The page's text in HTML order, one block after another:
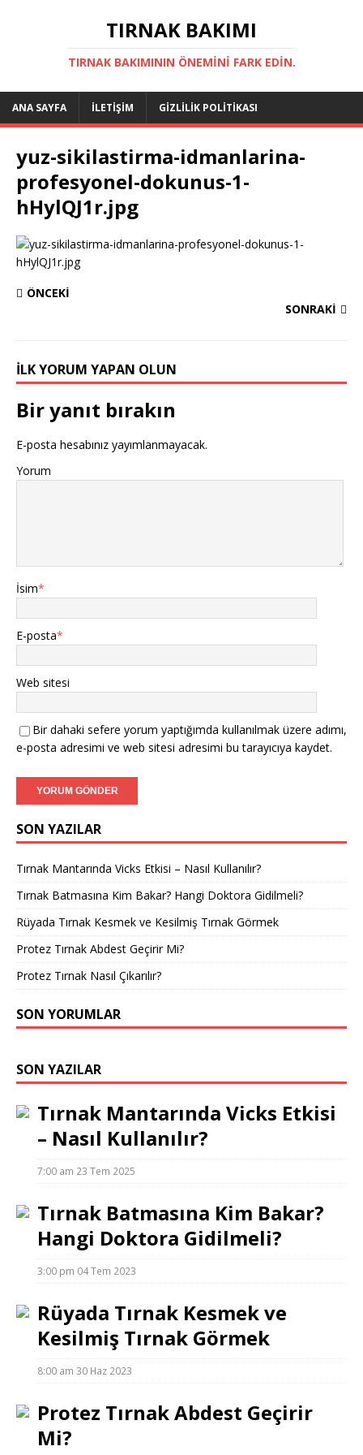
TIRNAK BAKIMI
TIRNAK BAKIMININ ÖNEMINI FARK EDIN.
ANA SAYFA İLETIŞIM GIZLILIK POLITIKASI
yuz-sikilastirma-idmanlarina-
profesyonel-dokunus-1-
hHylQJ1r.jpg
ÖNCEKI
SONRAKI
İLK YORUM YAPAN OLUN
Bir yanıt bırakın
E-posta hesabınız yayımlanmayacak.
Yorum
İsim*
E-posta*
Web sitesi
Bir dahaki sefere yorum yaptığımda kullanılmak üzere adımı,
e-posta adresimi ve web sitesi adresimi bu tarayıcıya kaydet.
SON YAZILAR
Tırnak Mantarında Vicks Etkisi – Nasıl Kullanılır?
Tırnak Batmasına Kim Bakar? Hangi Doktora Gidilmeli?
Rüyada Tırnak Kesmek ve Kesilmiş Tırnak Görmek
Protez Tırnak Abdest Geçirir Mi?
Protez Tırnak Nasıl Çıkarılır?
SON YORUMLAR
SON YAZILAR
Tırnak Mantarında Vicks Etkisi
– Nasıl Kullanılır?
7:00 am 23 Tem 2025
Tırnak Batmasına Kim Bakar?
Hangi Doktora Gidilmeli?
3:00 pm 04 Tem 2023
Rüyada Tırnak Kesmek ve
Kesilmiş Tırnak Görmek
8:00 am 30 Haz 2023
Protez Tırnak Abdest Geçirir
Mi?